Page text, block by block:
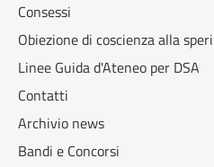
Consessi
Obiezione di coscienza alla
Linee Guida d'Ateneo per DSA
Contatti
Archivio news
Bandi e Concorsi